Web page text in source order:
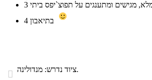
3
4
 ציוד נדרש: מנדולינה.